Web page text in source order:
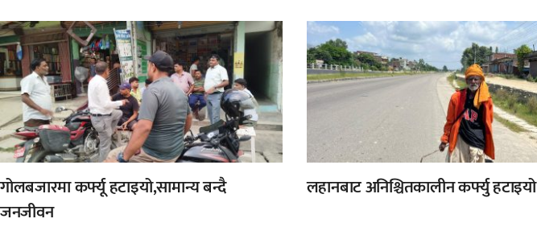
गोलबजारमा कर्फ्यू हटाइयो,सामान्य बन्दै
जनजीवन
लहानबाट अनिश्चितकालीन कर्फ्यु हटाइयो